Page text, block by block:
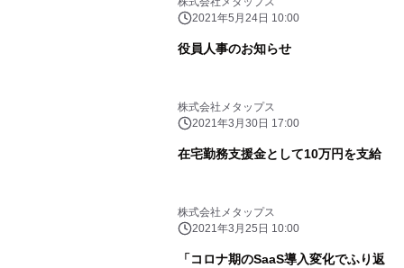
2021年5月24日 10:00
役員人事のお知らせ
株式会社メタップス
2021年3月30日 17:00
在宅勤務支援金として10万円を支給
株式会社メタップス
2021年3月25日 10:00
「コロナ期のSaaS導入変化でふり返